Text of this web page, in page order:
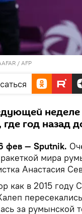
/ AFP
неделе
где год назад
фев — Sputnik.
мира
Анастасия
как в 2015 году
за румынской